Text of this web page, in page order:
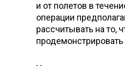
и от полетов в
операции
рассчитывать на то,